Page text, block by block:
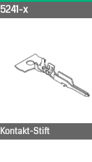
5241-x
Kontakt-Stift